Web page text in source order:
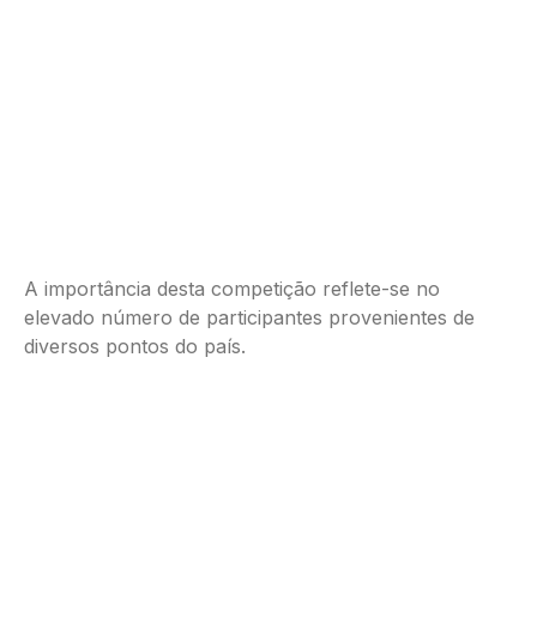
A importância desta competição reflete-se no
elevado número de participantes provenientes de
diversos pontos do país.